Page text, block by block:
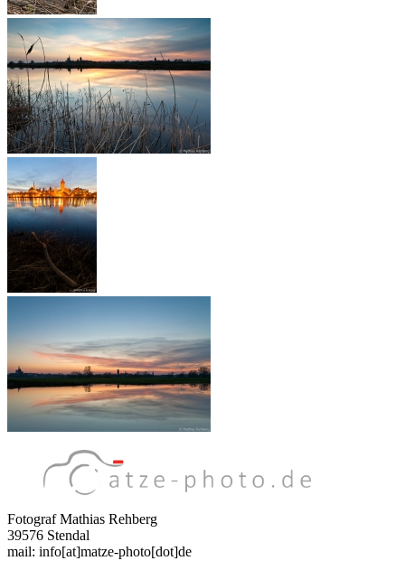
Fotograf Mathias Rehberg
39576 Stendal
mail: info[at]matze-photo[dot]de